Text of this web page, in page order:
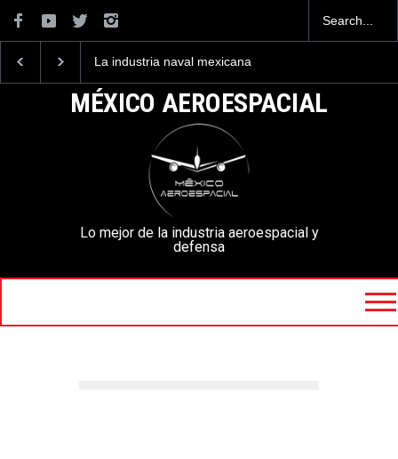
La industria naval mexicana
la Armada de México
Entrenar a un piloto para
mexicanos cuesta 2.9
millones de dólares
MÉXICO AEROESPACIAL
Lo mejor de la industria aeroespacial y
defensa